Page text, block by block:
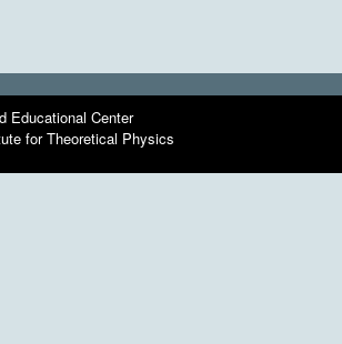
Educational Center
for Theoretical Physics